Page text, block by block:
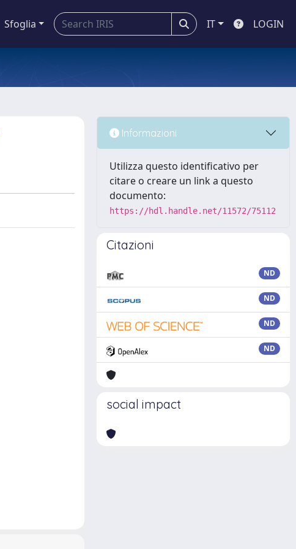
Sfoglia IT LOGIN
Informazioni
Utilizza questo identificativo per
citare o creare un link a questo
documento:
https://hdl.handle.net/11572/75112
Citazioni
ND
ND
ND
ND
social impact